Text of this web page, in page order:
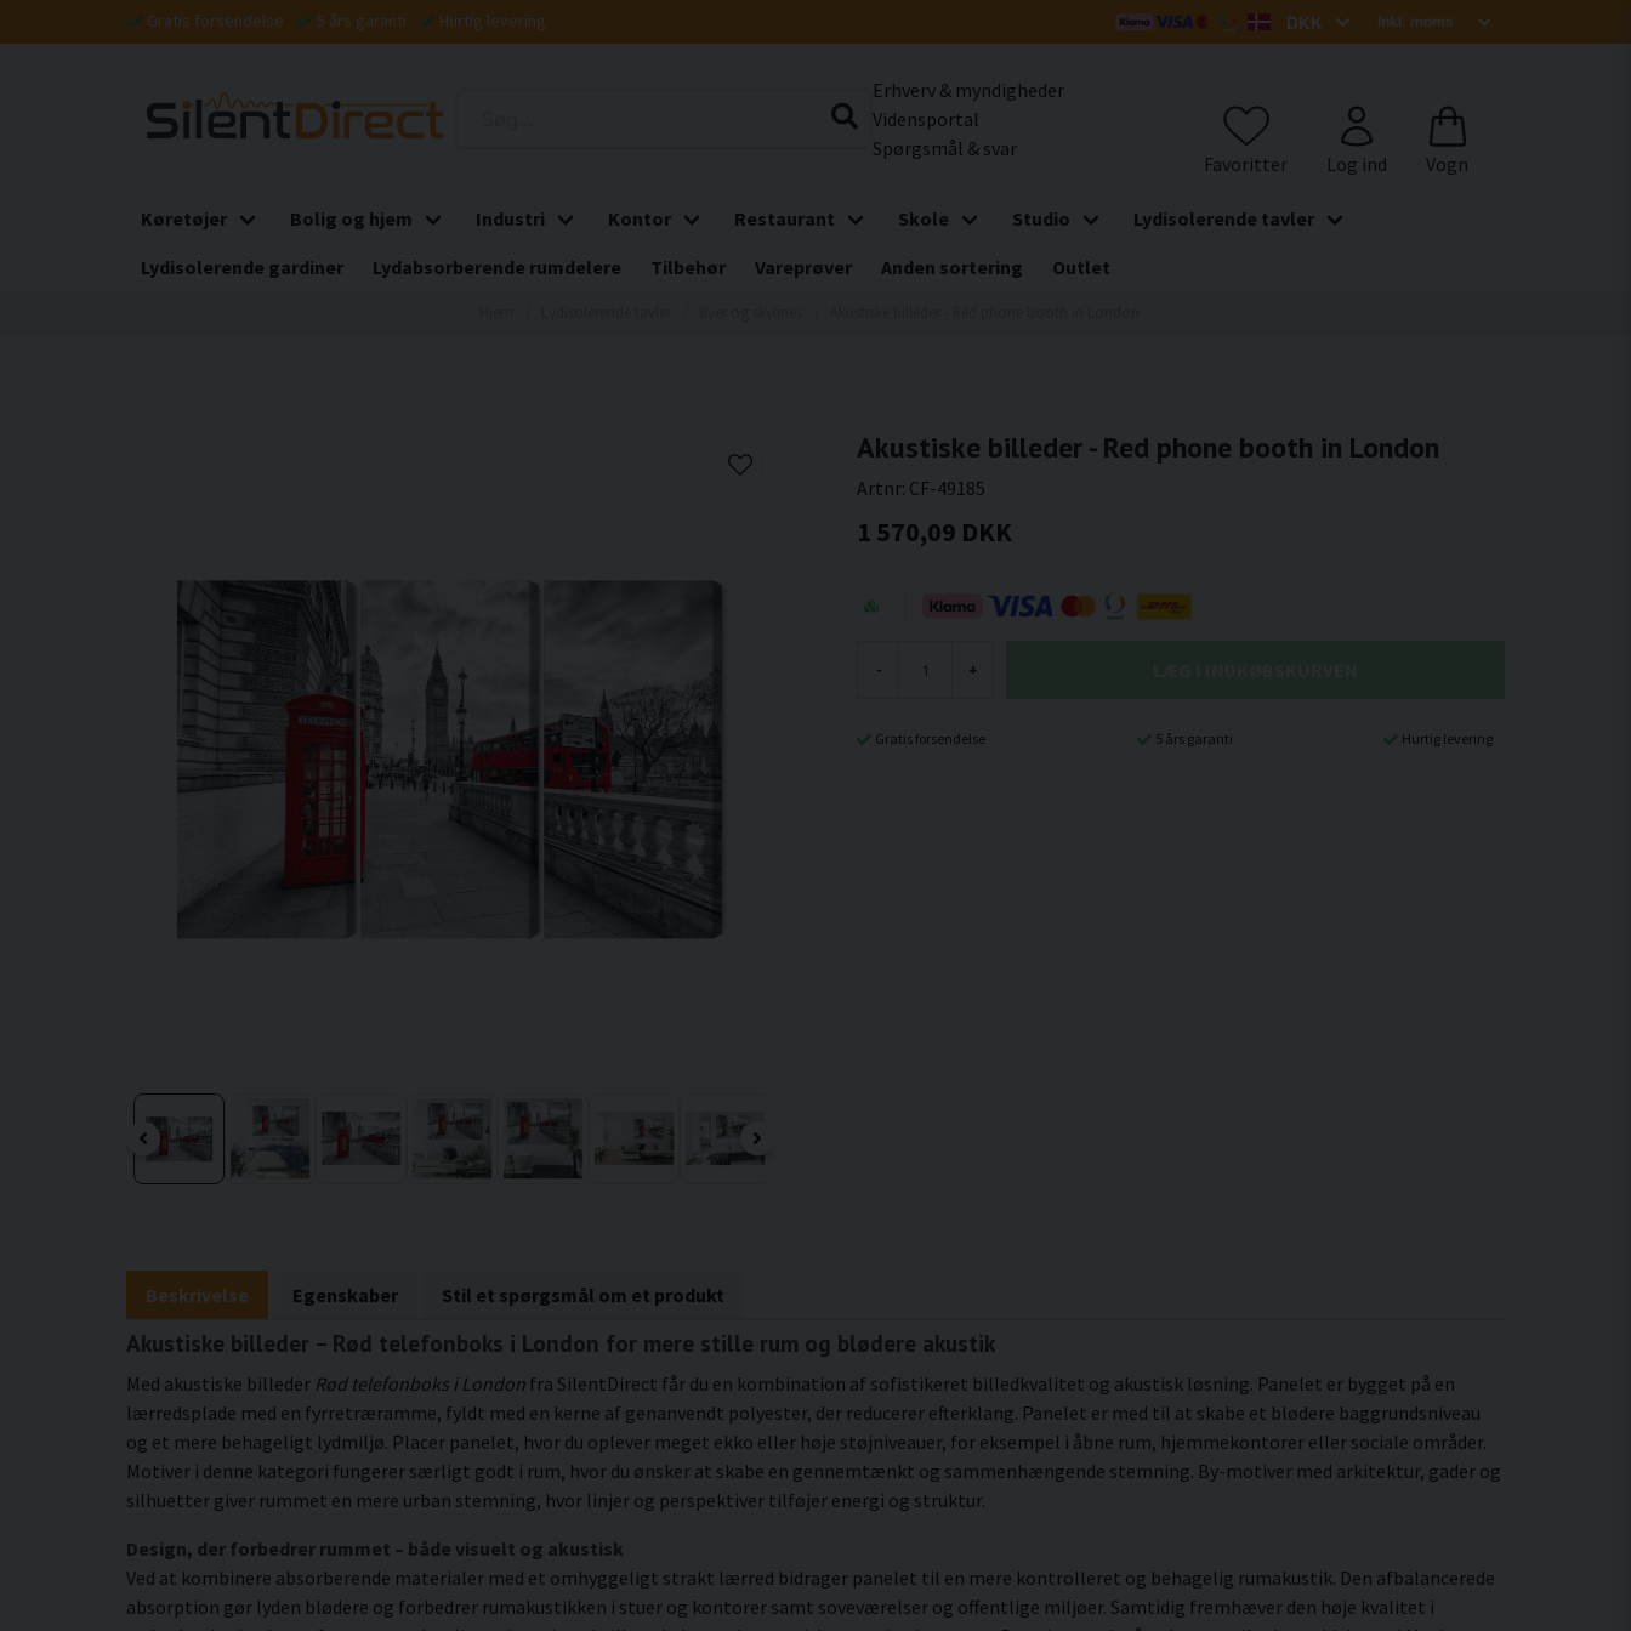
Gratis forsendelse 5 års garanti Hurtig levering
Erhverv & myndigheder
Vidensportal
Spørgsmål & svar
Køretøjer Bolig og hjem Industri Kontor Restaurant Skole Studio
Lydisolerende tavler
Lydisolerende gardiner
Lydabsorberende rumdelere Tilbehør Vareprøver Anden sortering Outlet
Akustiske billeder - Red phone booth in London
Artnr: CF-49185
1 570,09 DKK
- +
Gratis forsendelse 5 års garanti Hurtig levering
Beskrivelse Egenskaber Stil et spørgsmål om et produkt
Akustiske billeder – Rød telefonboks i London for mere stille rum og blødere akustik
Med akustiske billeder Rød telefonboks i London fra SilentDirect får du en kombination af sofistikeret billedkvalitet og akustisk løsning. Panelet er bygget på en
lærredsplade med en fyrretræramme, fyldt med en kerne af genanvendt polyester, der reducerer efterklang. Panelet er med til at skabe et blødere baggrundsniveau
og et mere behageligt lydmiljø. Placer panelet, hvor du oplever meget ekko eller høje støjniveauer, for eksempel i åbne rum, hjemmekontorer eller sociale områder.
Motiver i denne kategori fungerer særligt godt i rum, hvor du ønsker at skabe en gennemtænkt og sammenhængende stemning. By-motiver med arkitektur, gader og
silhuetter giver rummet en mere urban stemning, hvor linjer og perspektiver tilføjer energi og struktur.
Design, der forbedrer rummet – både visuelt og akustisk
Ved at kombinere absorberende materialer med et omhyggeligt strakt lærred bidrager panelet til en mere kontrolleret og behagelig rumakustik. Den afbalancerede
absorption gør lyden blødere og forbedrer rumakustikken i stuer og kontorer samt soveværelser og offentlige miljøer. Samtidig fremhæver den høje kvalitet i